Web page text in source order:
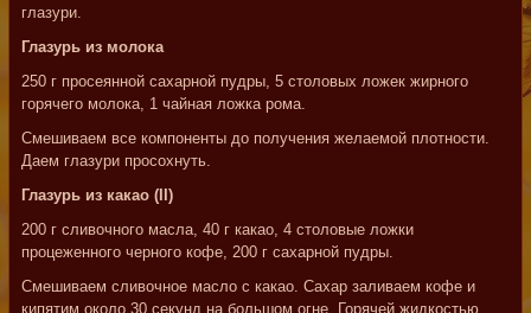
глазури.
Глазурь из молока
250 г просеянной сахарной пудры, 5 столовых ложек жирного
горячего молока, 1 чайная ложка рома.
Смешиваем все компоненты до получения желаемой плотности.
Даем глазури просохнуть.
Глазурь из какао (II)
200 г сливочного масла, 40 г какао, 4 столовые ложки
процеженного черного кофе, 200 г сахарной пудры.
Смешиваем сливочное масло с какао. Сахар заливаем кофе и
кипятим около 30 секунд на большом огне. Горячей жидкостью